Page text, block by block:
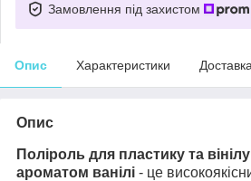
Замовлення під захистом
Опис Характеристики Доставка
Опис
Поліроль для пластику та
ароматом ванілі - це